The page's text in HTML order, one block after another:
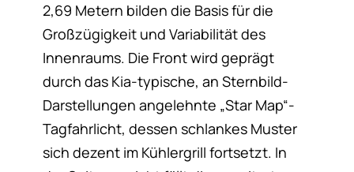
2,69 Metern bilden die Basis für die
Großzügigkeit und Variabilität des
Innenraums. Die Front wird geprägt
durch das Kia-typische, an Sternbild-
Darstellungen angelehnte „Star Map“-
Tagfahrlicht, dessen schlankes Muster
sich dezent im Kühlergrill fortsetzt. In